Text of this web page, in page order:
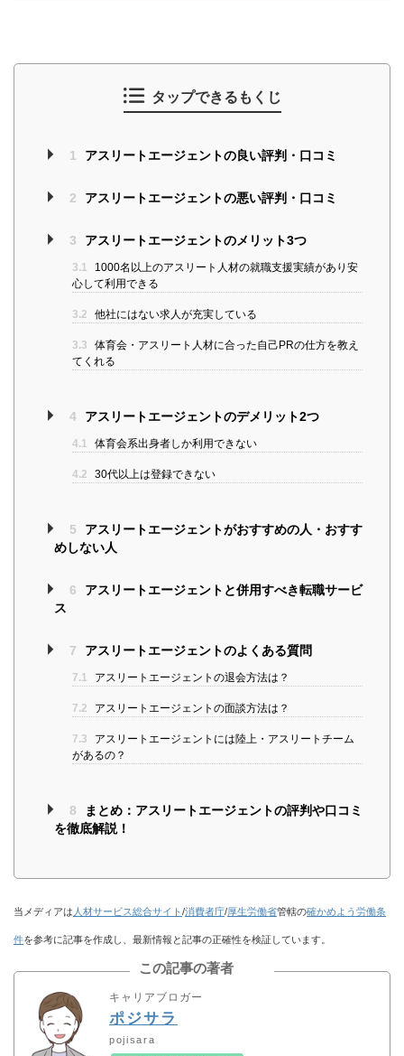
タップできるもくじ
1 アスリートエージェントの良い評判・口コミ
2 アスリートエージェントの悪い評判・口コミ
3 アスリートエージェントのメリット3つ
3.1
1000名以上のアスリート人材の就職支援実績があり安
心して利用できる
3.2 他社にはない求人が充実している
3.3
体育会・アスリート人材に合った自己PRの仕方を教え
てくれる
4 アスリートエージェントのデメリット2つ
4.1 体育会系出身者しか利用できない
4.2 30代以上は登録できない
5
アスリートエージェントがおすすめの人・おすす
めしない人
6
アスリートエージェントと併用すべき転職サービ
ス
7 アスリートエージェントのよくある質問
7.1 アスリートエージェントの退会方法は？
7.2 アスリートエージェントの面談方法は？
7.3
アスリートエージェントには陸上・アスリートチーム
があるの？
8
まとめ：アスリートエージェントの評判や口コミ
を徹底解説！
当メディアは 人材サービス総合サイト /消費者庁/厚生労働省管轄の確かめよう労働条
件を参考に記事を作成し、最新情報と記事の正確性を検証しています。
この記事の著者
キャリアブロガー
ポジサラ
pojisara